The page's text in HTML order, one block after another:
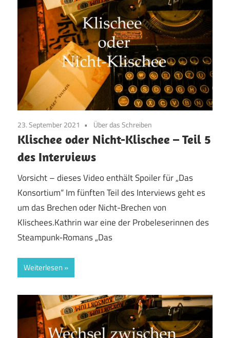
23. September 2021 Über das Schreiben
Klischee oder Nicht-Klischee – Teil 5
des Interviews
Vorsicht – dieses Video enthält Spoiler für „Das
Konsortium“ Im fünften Teil des Interviews geht es
um das Brechen oder Nicht-Brechen von
Klischees.Kathrin war eine der Probeleserinnen des
Steampunk-Romans „Das
Weiterlesen